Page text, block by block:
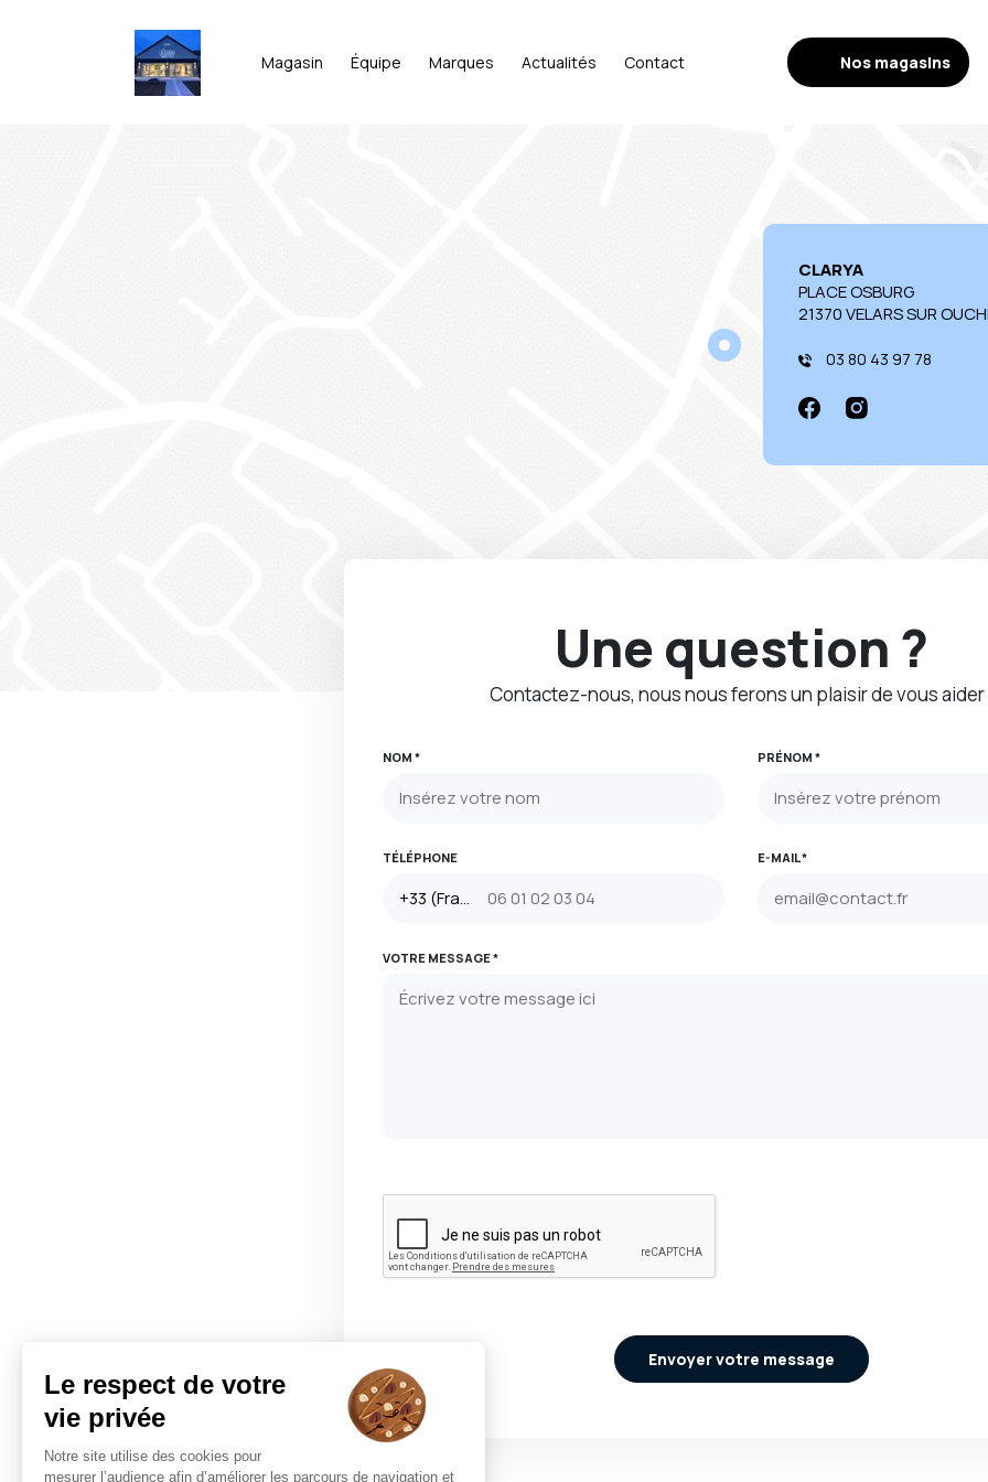
Magasin Équipe Marques Actualités Contact Nos magasins
CLARYA
PLACE OSBURG
21370 VELARS SUR
03 80 43 97 78
Une question ?
Contactez-nous, nous nous ferons un plaisir de vous aider
NOM * PRÉNOM *
TÉLÉPHONE E-MAIL *
VOTRE MESSAGE *
Envoyer votre message